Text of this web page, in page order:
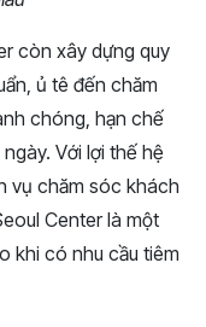
còn xây dựng quy
ủ tê đến chăm
chóng, hạn chế
Với lợi thế hệ
vụ chăm sóc khách
Center là một
khi có nhu cầu tiêm